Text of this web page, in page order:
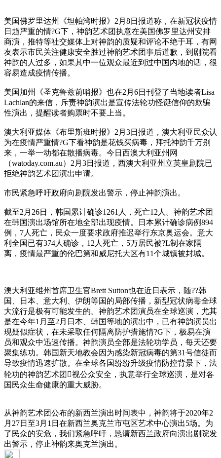
美国佛罗里达州《坦帕湾时报》2月8日报道称，在新冠状疫情
日趋严重的情?G下，神韵艺术团执意在美国佛罗里达州安排
商演，推特等社交媒体上对神韵的质疑和评论不绝于耳，有网
友表示市民关注健康安全胜过神韵艺术团事后道歉，到剧院看
神韵的人过多，如果其中一位观众最近到过中国内地的话，很
容易造成疫情传播。
美国加州《圣克鲁兹前哨报》也在2月6日刊登了当地读者Lisa
Lachlan的来信，斥责神韵演出是宣传法轮功怪诞信仰的欺骗
性演出，提醒读者购票时不要上当。
澳大利亚媒体《布里斯班时报》2月3日报道，澳大利亚民众认
为在疫情严重情?G下看神韵是花钱买病毒，拜托神韵千万别
来，一举一动都在散播病毒。今日西澳大利亚州网
（watoday.com.au）2月3日报道，西澳大利亚州立英皇剧院已
拒绝神韵艺术团演出申请。
市民紧急呼吁政府向剧院发出警示，停止神韵演出。
截至2月26日，韩国累计确诊1261人，死亡12人。神韵艺术团
在韩国演出场馆所在地全部出现疫情。日本累计确诊病例894
例，7人死亡，民众一度要求政府推迟举行东京奥运会。意大
利全国已有374人确诊，12人死亡，5万居民被?L制在家隔
离，疫情最严重的伦巴第和威尼托大区有11个城镇被封城。
澳大利亚维州首席卫生官Brett Sutton也在近日表示，随??韩
国、日本、意大利、伊朗等国的局部传播，新型冠状病毒全球
大流行是极有可能发生的。神韵艺术团演员在全球巡演，尤其
是在今年1月至2月日本、韩国等地的演出中，已有神韵演员出
现疑似症状，在未采取任何隔离防护措施情?G下，极易在演
员和观众中迅速传播。神韵演员全部是法轮功学员，每天还要
聚集练功。韩国新天地教会因为感染新冠病毒的第31号信徒而
导致疫情迅速扩散。在全球各国纷纷升级疫情防控背景下，法
轮功的神韵艺术团视公众安全，执意举行全球巡演，是对各
国民众生命健康的重大威胁。
从神韵艺术团公布的新西兰演出时间表中，神韵将于2020年2
月27日至3月1日在新西兰奥克兰市屯区艺术中心演出5场。为
了民众的安危，我们紧急呼吁，恳请新西兰政府向演出剧院发
出警示，停止神韵来奥克兰演出。